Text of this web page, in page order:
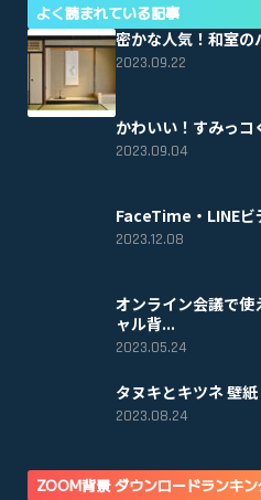
よく読まれている記事
密かな人気！和室
2023.09.22
かわいい！すみっコ
2023.09.04
FaceTime・LINE
2023.12.08
オンライン会議で使
ャル背...
2023.05.24
タヌキとキツネ 壁
2023.08.24
ZOOM背景 ダウンロードランキ